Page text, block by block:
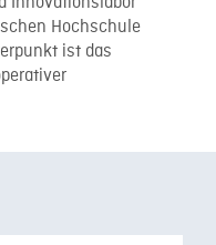
Hochschule
ist das